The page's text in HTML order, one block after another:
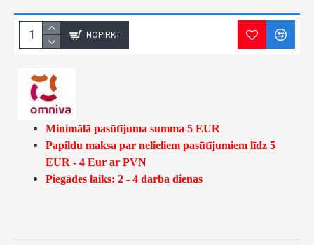
NOPIRKT
Minimālā pasūtījuma summa 5 EUR
Papildu maksa par nelieliem pasūtījumiem līdz 5
EUR - 4 Eur ar PVN
Piegādes laiks: 2 - 4 darba dienas